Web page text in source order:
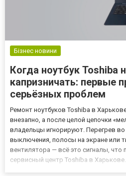
Бізнес новини
Когда ноутбук Toshiba
капризничать: первые
серьёзных проблем
Ремонт ноутбуков Toshiba в
внезапно, а после целой цепочки
владельцы игнорируют. Перегрев
выключения, полосы на экране или
вентилятора — всё это сигналы, что
сервисный центр Toshiba в